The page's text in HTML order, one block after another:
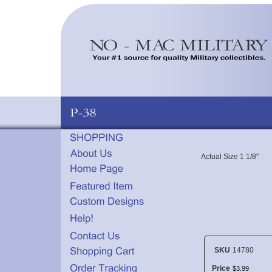
Actual Size 1 1/8"
SKU 14780
Price $3 99